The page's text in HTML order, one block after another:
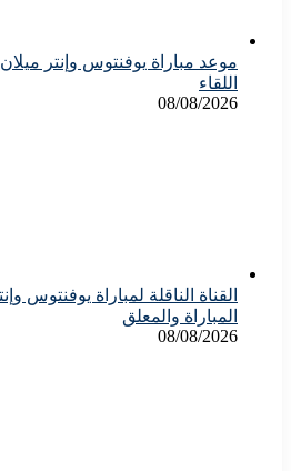
موعد مباراة يوفنتوس وإنتر ميلان
اللقاء
08/08/2026
القناة الناقلة لمباراة يوفنتوس
المباراة والمعلق
08/08/2026